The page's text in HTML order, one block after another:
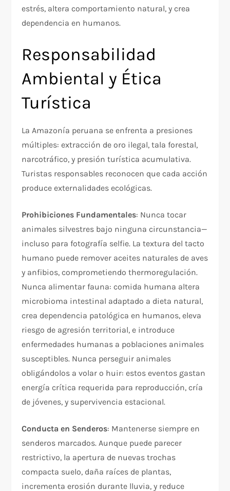
estrés, altera comportamiento natural, y crea
dependencia en humanos.
Responsabilidad
Ambiental y Ética
Turística
La Amazonía peruana se enfrenta a presiones
múltiples: extracción de oro ilegal, tala forestal,
narcotráfico, y presión turística acumulativa.
Turistas responsables reconocen que cada acción
produce externalidades ecológicas.​
Prohibiciones Fundamentales: Nunca tocar
animales silvestres bajo ninguna circunstancia—
incluso para fotografía selfie. La textura del tacto
humano puede remover aceites naturales de aves
y anfibios, comprometiendo thermoregulación.
Nunca alimentar fauna: comida humana altera
microbioma intestinal adaptado a dieta natural,
crea dependencia patológica en humanos, eleva
riesgo de agresión territorial, e introduce
enfermedades humanas a poblaciones animales
susceptibles. Nunca perseguir animales
obligándolos a volar o huir: estos eventos gastan
energía crítica requerida para reproducción, cría
de jóvenes, y supervivencia estacional.
Conducta en Senderos: Mantenerse siempre en
senderos marcados. Aunque puede parecer
restrictivo, la apertura de nuevas trochas
compacta suelo, daña raíces de plantas,
incrementa erosión durante lluvia, y reduce